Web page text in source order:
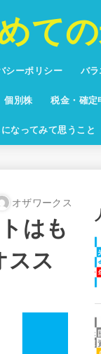
て
シーポリシー バラ
投資
プリ
バカ
将棋
ブロ
個別株
米国株時価総額ランキン
税金・確定
なってみて思うこと
オザワークス
はも
スス